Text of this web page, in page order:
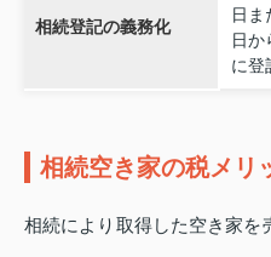
相続登記の義務化
日ま
日か
に登
相続空き家の税メリ
相続により取得した空き家を